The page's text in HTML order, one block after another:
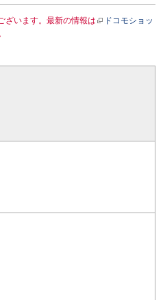
ざいます。最新の情報は
ドコモショッ